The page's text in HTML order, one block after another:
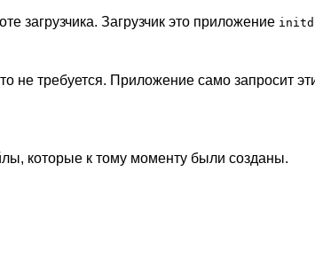
загрузчика. Загрузчик это приложение
не требуется. Приложение само запросит
которые к тому моменту были созданы.